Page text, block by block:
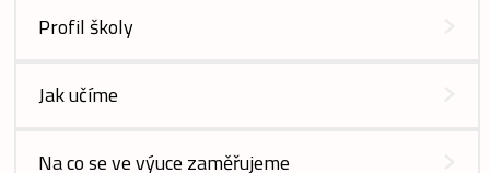
Profil školy
Jak učíme
Na co se ve výuce zaměřujeme